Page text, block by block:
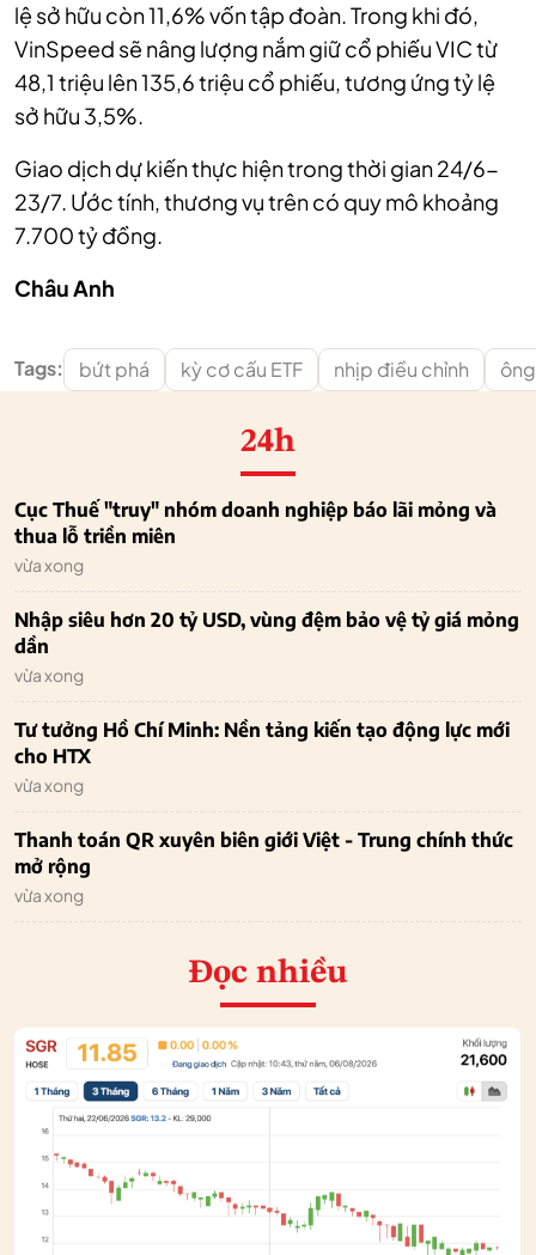
lệ sở hữu còn 11,6% vốn tập đoàn. Trong khi đó,
VinSpeed sẽ nâng lượng nắm giữ cổ phiếu VIC từ
48,1 triệu lên 135,6 triệu cổ phiếu, tương ứng tỷ lệ
sở hữu 3,5%.
Giao dịch dự kiến thực hiện trong thời gian 24/6-
23/7. Ước tính, thương vụ trên có quy mô khoảng
7.700 tỷ đồng.
Châu Anh
Tags: bứt phá kỳ cơ cấu ETF nhịp điều chỉnh
24h
Cục Thuế "truy" nhóm doanh nghiệp báo lãi mỏng và
thua lỗ triền miên
vừa xong
Nhập siêu hơn 20 tỷ USD, vùng đệm bảo vệ tỷ giá mỏng
dần
vừa xong
Tư tưởng Hồ Chí Minh: Nền tảng kiến tạo động lực mới
cho HTX
vừa xong
Thanh toán QR xuyên biên giới Việt - Trung chính thức
mở rộng
vừa xong
Đọc nhiều